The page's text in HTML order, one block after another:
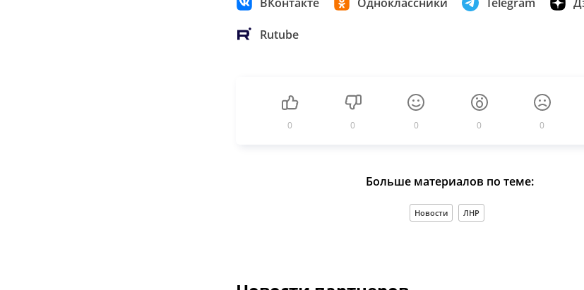
ВКонтакте Одноклассники Telegram
Rutube
0 0 0 0 0
Больше материалов по теме:
Новости ЛНР